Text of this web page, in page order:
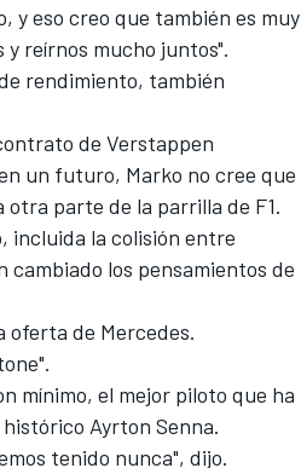
y eso creo que también es muy
reírnos mucho juntos".
rendimiento, también
de Verstappen
un futuro, Marko no cree que
parte de la parrilla de F1.
incluida la colisión entre
cambiado los pensamientos de
oferta de Mercedes.
mínimo, el mejor piloto que ha
Ayrton Senna.
tenido nunca", dijo.